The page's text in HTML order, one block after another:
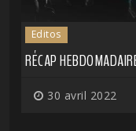
Editos
RÉCAP
30 avril 2022